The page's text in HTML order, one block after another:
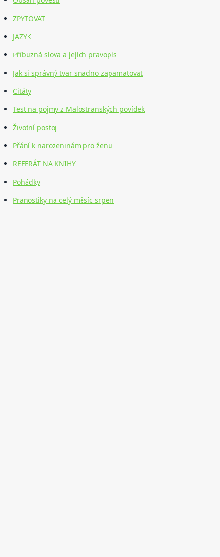
ZPYTOVAT
JAZYK
Příbuzná slova a jejich pravopis
Jak si správný tvar snadno zapamatovat
Citáty
Test na pojmy z Malostranských povídek
Životní postoj
Přání k narozeninám pro ženu
REFERÁT NA KNIHY
Pohádky
Pranostiky na celý měsíc srpen